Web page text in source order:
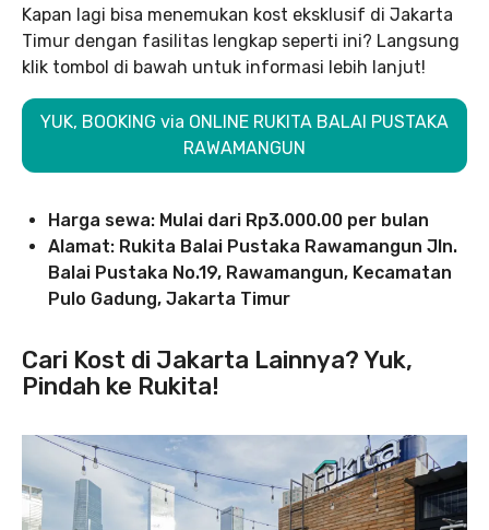
Kapan lagi bisa menemukan kost eksklusif di Jakarta
Timur dengan fasilitas lengkap seperti ini? Langsung
klik tombol di bawah untuk informasi lebih lanjut!
YUK, BOOKING via ONLINE RUKITA BALAI PUSTAKA
RAWAMANGUN
Harga sewa: Mulai dari Rp3.000.00 per bulan
Alamat: Rukita Balai Pustaka Rawamangun Jln.
Balai Pustaka No.19, Rawamangun, Kecamatan
Pulo Gadung, Jakarta Timur
Cari Kost di Jakarta Lainnya? Yuk,
Pindah ke Rukita!